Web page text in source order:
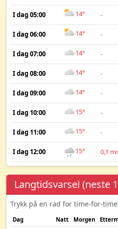
I dag 05:00 14° -
I dag 06:00 14° -
I dag 07:00 14° -
I dag 08:00 14° -
I dag 09:00 14° -
I dag 10:00 15° -
I dag 11:00 15° -
I dag 12:00 15° 0,1
Langtidsvarsel (neste
Trykk på en rad for time-for-
Dag Natt Morgen